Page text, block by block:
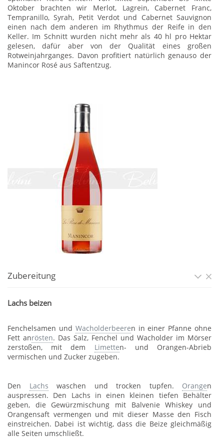
Oktober brachten wir Merlot, Lagrein, Cabernet Franc,
Tempranillo, Syrah, Petit Verdot und Cabernet Sauvignon
einen nach dem anderen im Rhythmus der Reife in den
Keller. Im Schnitt wurden nicht mehr als 40 hl pro Hektar
gelesen, dafür aber von der Qualität eines großen
Rotweinjahrganges. Davon profitiert natürlich genauso der
Manincor Rosé aus Saftentzug.
Zubereitung
Lachs beizen
Fenchelsamen und Wacholderbeeren in einer Pfanne ohne
Fett anrösten. Das Salz, Fenchel und Wacholder im Mörser
zerstoßen, mit dem Limetten- und Orangen-Abrieb
vermischen und Zucker zugeben.
Den Lachs waschen und trocken tupfen. Orangen
auspressen. Den Lachs in einen kleinen tiefen Behälter
geben, die Gewürzmischung mit Balvenie Whiskey und
Orangensaft vermengen und mit dieser Masse den Fisch
einstreichen. Dabei ist wichtig, dass die Beize gleichmäßig
alle Seiten umschließt.